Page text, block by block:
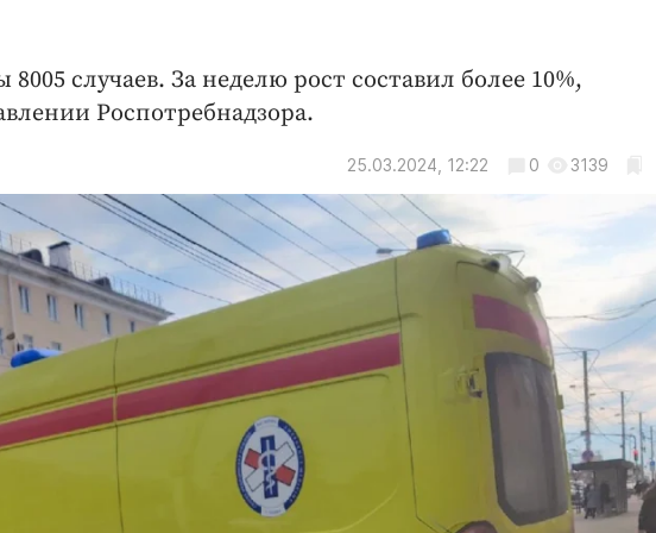
случаев. За неделю рост составил более 10%,
Роспотребнадзора.
25.03.2024, 12:22 0 3139